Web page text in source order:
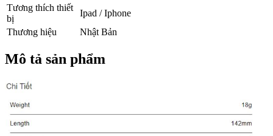
Tương thích thiết
bị
Ipad / Iphone
Thương hiệu
Nhật Bản
Mô tả sản phẩm